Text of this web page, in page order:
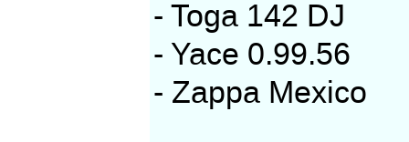
- Toga 142 DJ
- Yace 0.99.56
- Zappa Mexico